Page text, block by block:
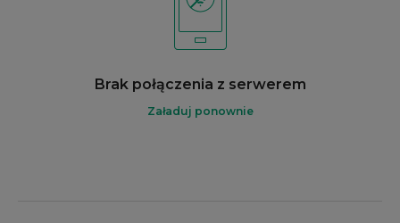
Brak połączenia z serwerem
Załaduj ponownie